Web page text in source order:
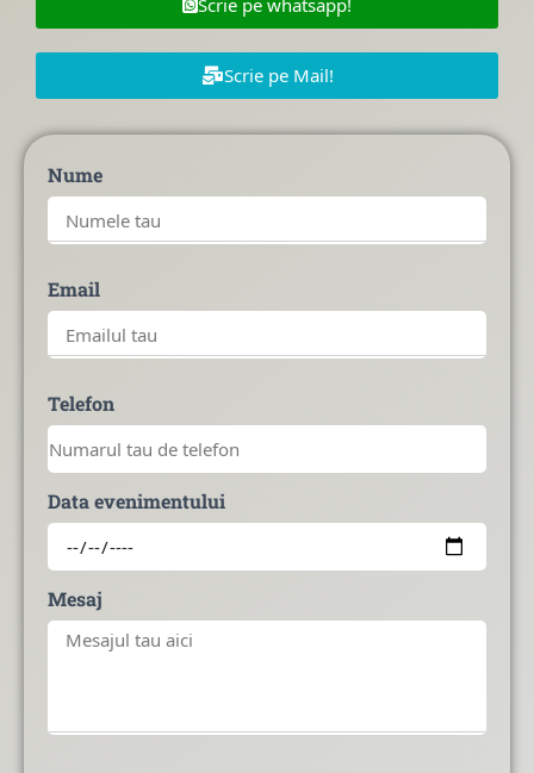
Scrie pe whatsapp!
Scrie pe Mail!
Nume
Email
Telefon
Data evenimentului
Mesaj